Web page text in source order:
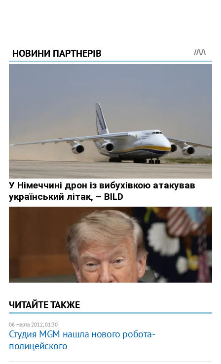
ЧИТАЙТЕ ТАКЖЕ
06 марта 2012, 01:30
Студия MGM нашла нового робота-
полицейского